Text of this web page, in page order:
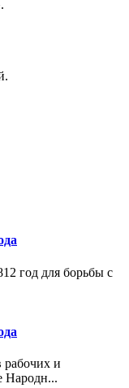
год для борьбы с
рабочих и
Народн...